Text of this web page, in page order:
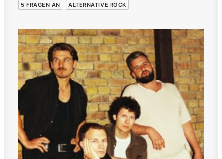
5 FRAGEN AN
ALTERNATIVE ROCK